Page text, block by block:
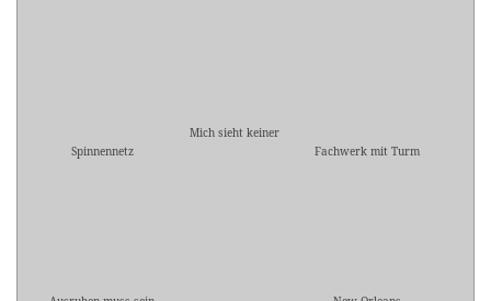
Spinnennetz
Mich sieht keiner
Fachwerk mit Turm